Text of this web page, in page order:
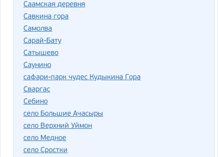
Саамская деревня
Савкина гора
Самолва
Сарай-Бату
Сатышево
Саунино
сафари-парк чудес Кудыкина Гора
Сваргас
Себино
село Большие Ачасыры
село Верхний Уймон
село Медное
село Сростки